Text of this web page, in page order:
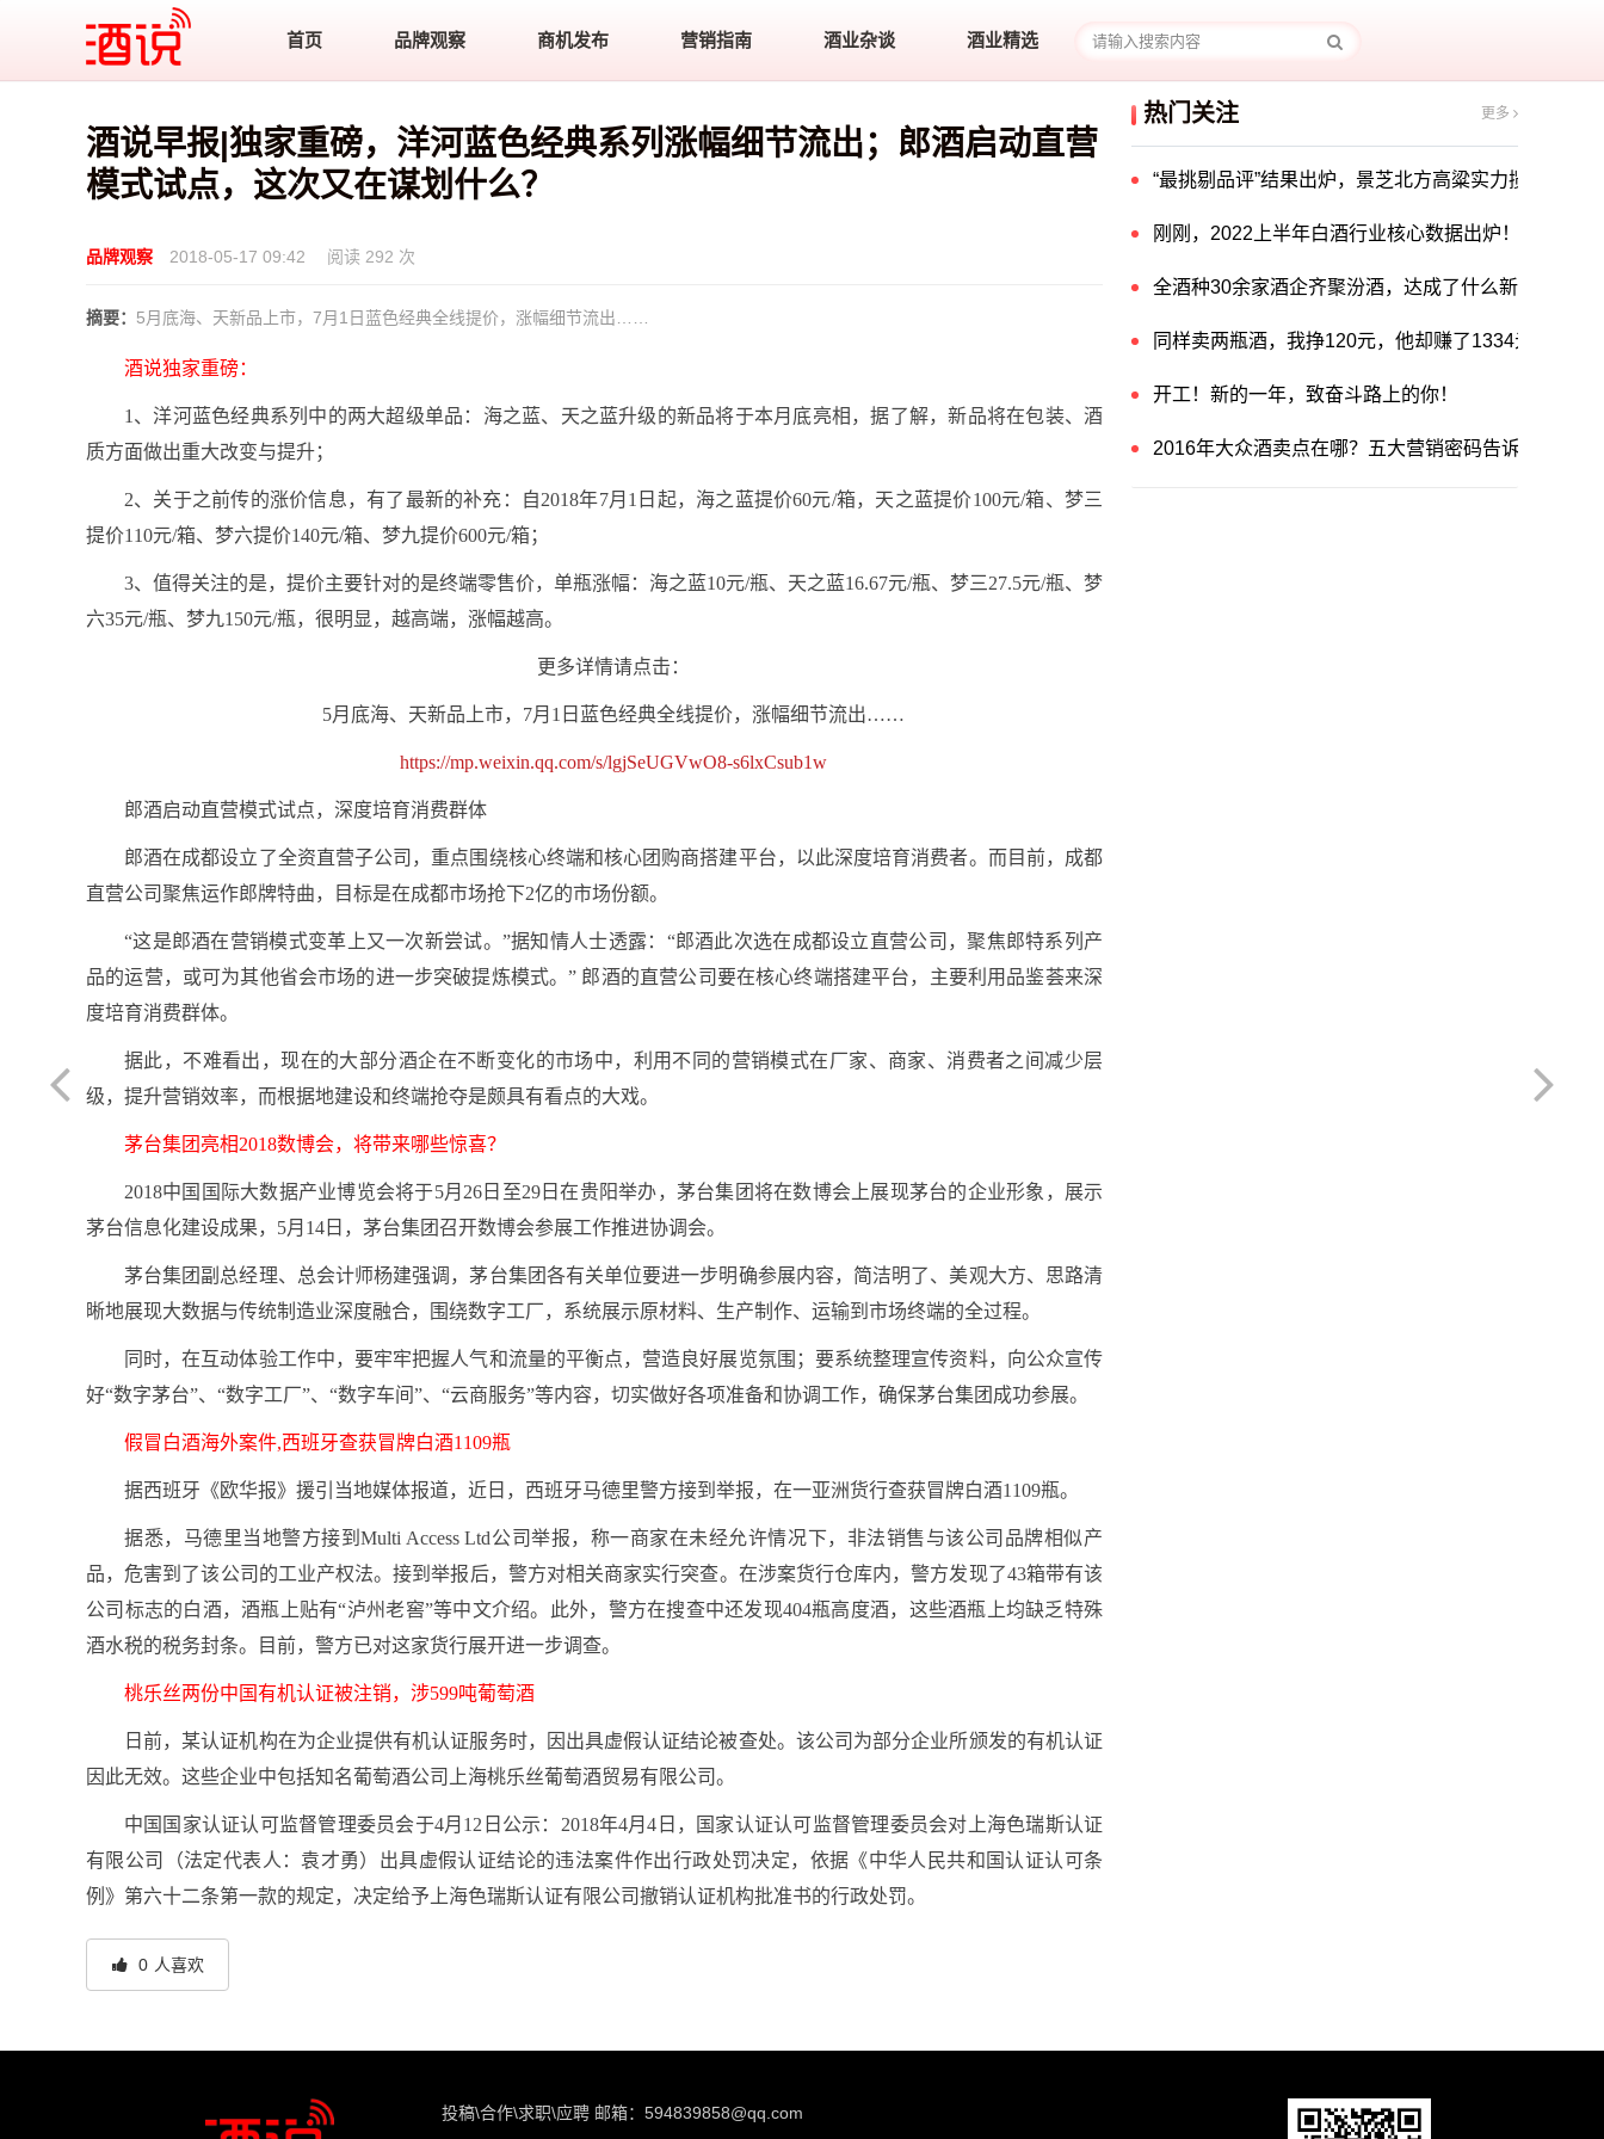
酒说
首页 品牌观察 商机发布 营销指南 酒业杂谈 酒业精选
酒说早报|独家重磅，洋河蓝色经典系列涨幅细节流出；郎酒启动直营
模式试点，这次又在谋划什么？
品牌观察 2018-05-17 09:42 阅读 292 次
摘要： 5月底海、天新品上市，7月1日蓝色经典全线提价，涨幅细节流出……
酒说独家重磅：
1、洋河蓝色经典系列中的两大超级单品：海之蓝、天之蓝升级的新品将于本月底亮相，据了解，新品将在包装、酒
质方面做出重大改变与提升；
2、关于之前传的涨价信息，有了最新的补充：自2018年7月1日起，海之蓝提价60元/箱，天之蓝提价100元/箱、梦三
提价110元/箱、梦六提价140元/箱、梦九提价600元/箱；
3、值得关注的是，提价主要针对的是终端零售价，单瓶涨幅：海之蓝10元/瓶、天之蓝16.67元/瓶、梦三27.5元/瓶、梦
六35元/瓶、梦九150元/瓶，很明显，越高端，涨幅越高。
更多详情请点击：
5月底海、天新品上市，7月1日蓝色经典全线提价，涨幅细节流出……
https://mp.weixin.qq.com/s/lgjSeUGVwO8-s6lxCsub1w
郎酒启动直营模式试点，深度培育消费群体
郎酒在成都设立了全资直营子公司，重点围绕核心终端和核心团购商搭建平台，以此深度培育消费者。而目前，成都
直营公司聚焦运作郎牌特曲，目标是在成都市场抢下2亿的市场份额。
“这是郎酒在营销模式变革上又一次新尝试。”据知情人士透露：“郎酒此次选在成都设立直营公司，聚焦郎特系列产
品的运营，或可为其他省会市场的进一步突破提炼模式。” 郎酒的直营公司要在核心终端搭建平台，主要利用品鉴荟来深
度培育消费群体。
据此，不难看出，现在的大部分酒企在不断变化的市场中，利用不同的营销模式在厂家、商家、消费者之间减少层
级，提升营销效率，而根据地建设和终端抢夺是颇具有看点的大戏。
茅台集团亮相2018数博会，将带来哪些惊喜？
2018中国国际大数据产业博览会将于5月26日至29日在贵阳举办，茅台集团将在数博会上展现茅台的企业形象，展示
茅台信息化建设成果，5月14日，茅台集团召开数博会参展工作推进协调会。
茅台集团副总经理、总会计师杨建强调，茅台集团各有关单位要进一步明确参展内容，简洁明了、美观大方、思路清
晰地展现大数据与传统制造业深度融合，围绕数字工厂，系统展示原材料、生产制作、运输到市场终端的全过程。
同时，在互动体验工作中，要牢牢把握人气和流量的平衡点，营造良好展览氛围；要系统整理宣传资料，向公众宣传
好“数字茅台”、“数字工厂”、“数字车间”、“云商服务”等内容，切实做好各项准备和协调工作，确保茅台集团成功参展。
假冒白酒海外案件,西班牙查获冒牌白酒1109瓶
据西班牙《欧华报》援引当地媒体报道，近日，西班牙马德里警方接到举报，在一亚洲货行查获冒牌白酒1109瓶。
据悉，马德里当地警方接到Multi Access Ltd公司举报，称一商家在未经允许情况下，非法销售与该公司品牌相似产
品，危害到了该公司的工业产权法。接到举报后，警方对相关商家实行突查。在涉案货行仓库内，警方发现了43箱带有该
公司标志的白酒，酒瓶上贴有“泸州老窖”等中文介绍。此外，警方在搜查中还发现404瓶高度酒，这些酒瓶上均缺乏特殊
酒水税的税务封条。目前，警方已对这家货行展开进一步调查。
桃乐丝两份中国有机认证被注销，涉599吨葡萄酒
日前，某认证机构在为企业提供有机认证服务时，因出具虚假认证结论被查处。该公司为部分企业所颁发的有机认证
因此无效。这些企业中包括知名葡萄酒公司上海桃乐丝葡萄酒贸易有限公司。
中国国家认证认可监督管理委员会于4月12日公示：2018年4月4日，国家认证认可监督管理委员会对上海色瑞斯认证
有限公司（法定代表人：袁才勇）出具虚假认证结论的违法案件作出行政处罚决定，依据《中华人民共和国认证认可条
例》第六十二条第一款的规定，决定给予上海色瑞斯认证有限公司撤销认证机构批准书的行政处罚。
0 人喜欢
热门关注 更多
“最挑剔品评”结果出炉，景芝北方高粱实力揽获中国
刚刚，2022上半年白酒行业核心数据出炉！
全酒种30余家酒企齐聚汾酒，达成了什么新共识？
同样卖两瓶酒，我挣120元，他却赚了1334元！他
开工！新的一年，致奋斗路上的你！
2016年大众酒卖点在哪？五大营销密码告诉你答案！
投稿\合作\求职\应聘 邮箱：594839858@qq.com